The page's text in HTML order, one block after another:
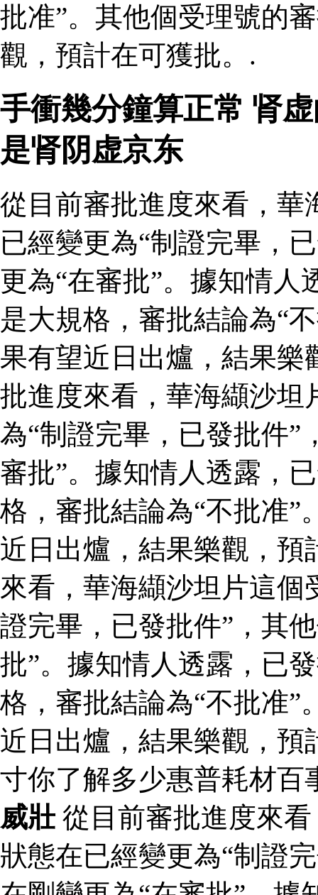
批准”。其他個受理號的
觀，預計在可獲批。.
手衝幾分鐘算正常 肾
是肾阴虚京东
從目前審批進度來看，華
已經變更為“制證完畢，
更為“在審批”。據知情
是大規格，審批結論為“
果有望近日出爐，結果樂
批進度來看，華海纈沙坦
為“制證完畢，已發批件”
審批”。據知情人透露，
格，審批結論為“不批准”
近日出爐，結果樂觀，預
來看，華海纈沙坦片這個
證完畢，已發批件”，其
批”。據知情人透露，已
格，審批結論為“不批准”
近日出爐，結果樂觀，
寸你了解多少惠普耗材百
威壯從目前審批進度來
狀態在已經變更為“制證